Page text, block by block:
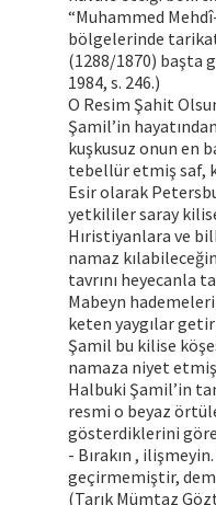
“Muhammed
bölgelerinde
(1288/1870) başta
1984, s. 246.)
O Resim Şahit
Şamil’in
kuşkusuz onun en
tebellür etmiş saf,
Esir olarak
yetkililer saray
Hıristiyanlara ve
namaz
tavrını heyecanla
Mabeyn
keten yaygılar
Şamil bu kilise
namaza niyet
Halbuki Şamil’in
resmi o beyaz
gösterdiklerini
- Bırakın ,
geçirmemiştir,
(Tarık Mümtaz